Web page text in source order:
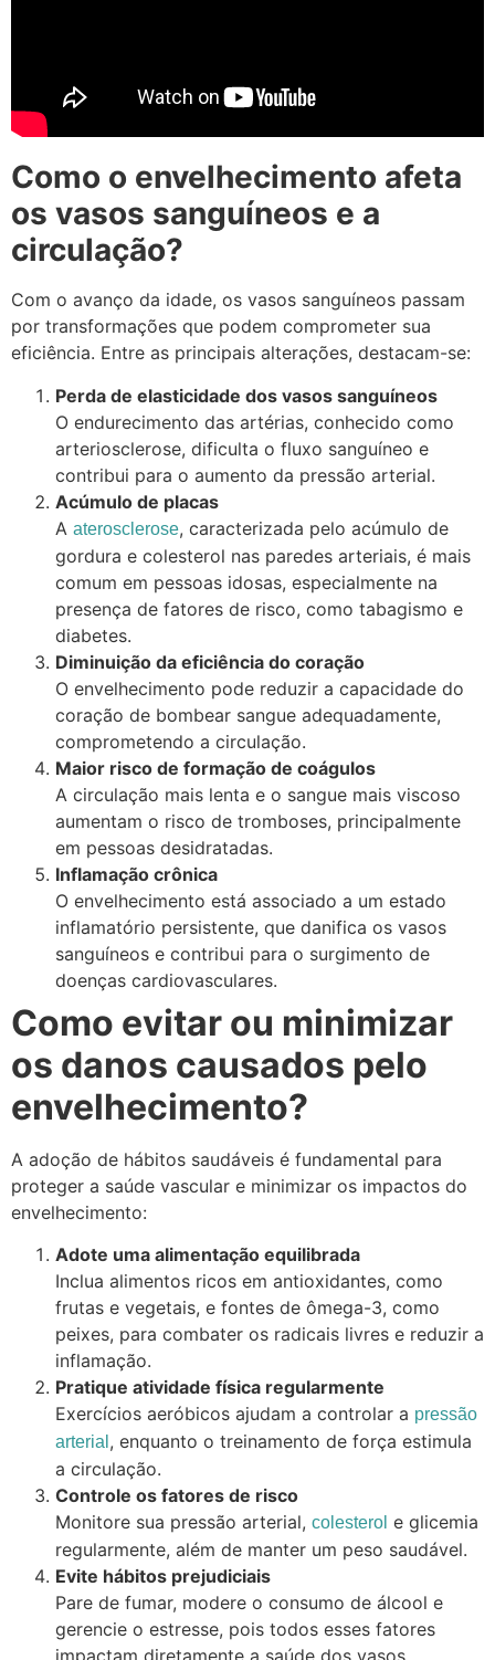
Como o envelhecimento afeta
os vasos sanguíneos e a
circulação?
Com o avanço da idade, os vasos sanguíneos passam
por transformações que podem comprometer sua
eficiência. Entre as principais alterações, destacam-se:
Perda de elasticidade dos vasos sanguíneos
O endurecimento das artérias, conhecido como
arteriosclerose, dificulta o fluxo sanguíneo e
contribui para o aumento da pressão arterial.
Acúmulo de placas
A aterosclerose, caracterizada pelo acúmulo de
gordura e colesterol nas paredes arteriais, é mais
comum em pessoas idosas, especialmente na
presença de fatores de risco, como tabagismo e
diabetes.
Diminuição da eficiência do coração
O envelhecimento pode reduzir a capacidade do
coração de bombear sangue adequadamente,
comprometendo a circulação.
Maior risco de formação de coágulos
A circulação mais lenta e o sangue mais viscoso
aumentam o risco de tromboses, principalmente
em pessoas desidratadas.
Inflamação crônica
O envelhecimento está associado a um estado
inflamatório persistente, que danifica os vasos
sanguíneos e contribui para o surgimento de
doenças cardiovasculares.
Como evitar ou minimizar
os danos causados pelo
envelhecimento?
A adoção de hábitos saudáveis é fundamental para
proteger a saúde vascular e minimizar os impactos do
envelhecimento:
Adote uma alimentação equilibrada
Inclua alimentos ricos em antioxidantes, como
frutas e vegetais, e fontes de ômega-3, como
peixes, para combater os radicais livres e reduzir a
inflamação.
Pratique atividade física regularmente
Exercícios aeróbicos ajudam a controlar a pressão
arterial , enquanto o treinamento de força estimula
a circulação.
Controle os fatores de risco
Monitore sua pressão arterial, colesterol e glicemia
regularmente, além de manter um peso saudável.
Evite hábitos prejudiciais
Pare de fumar, modere o consumo de álcool e
gerencie o estresse, pois todos esses fatores
impactam diretamente a saúde dos vasos.